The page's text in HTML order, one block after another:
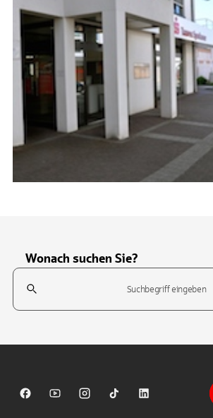
Wonach suchen Sie?
Suchfeld
Sparkasse auf Facebook
Sparkasse auf Youtube
Sparkasse auf Instagram
Sparkasse auf TikTok
Sparkasse auf